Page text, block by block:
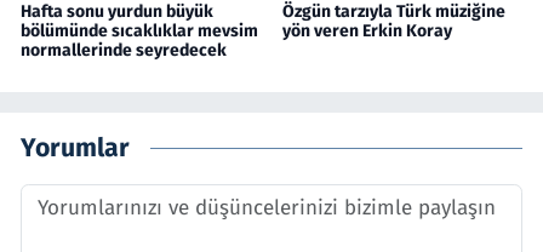
Hafta sonu yurdun büyük
bölümünde sıcaklıklar mevsim
normallerinde seyredecek
Özgün tarzıyla Türk müziğine
yön veren Erkin Koray
Yorumlar